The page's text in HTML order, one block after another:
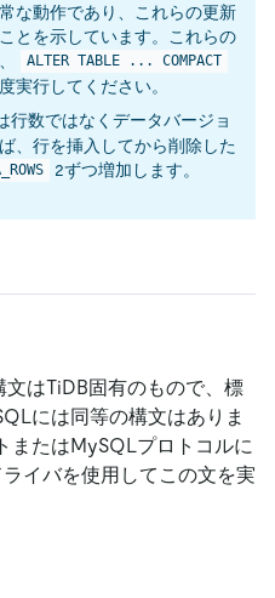
な動作であり、これらの更新
とを示しています。これらの
ALTER TABLE ... COMPACT
実行してください。
行数ではなくデータバージョ
、行を挿入してから削除した
2ずつ増加します。
文はTiDB固有のもので、標
には同等の構文はありま
またはMySQLプロトコルに
イバを使用してこの文を実